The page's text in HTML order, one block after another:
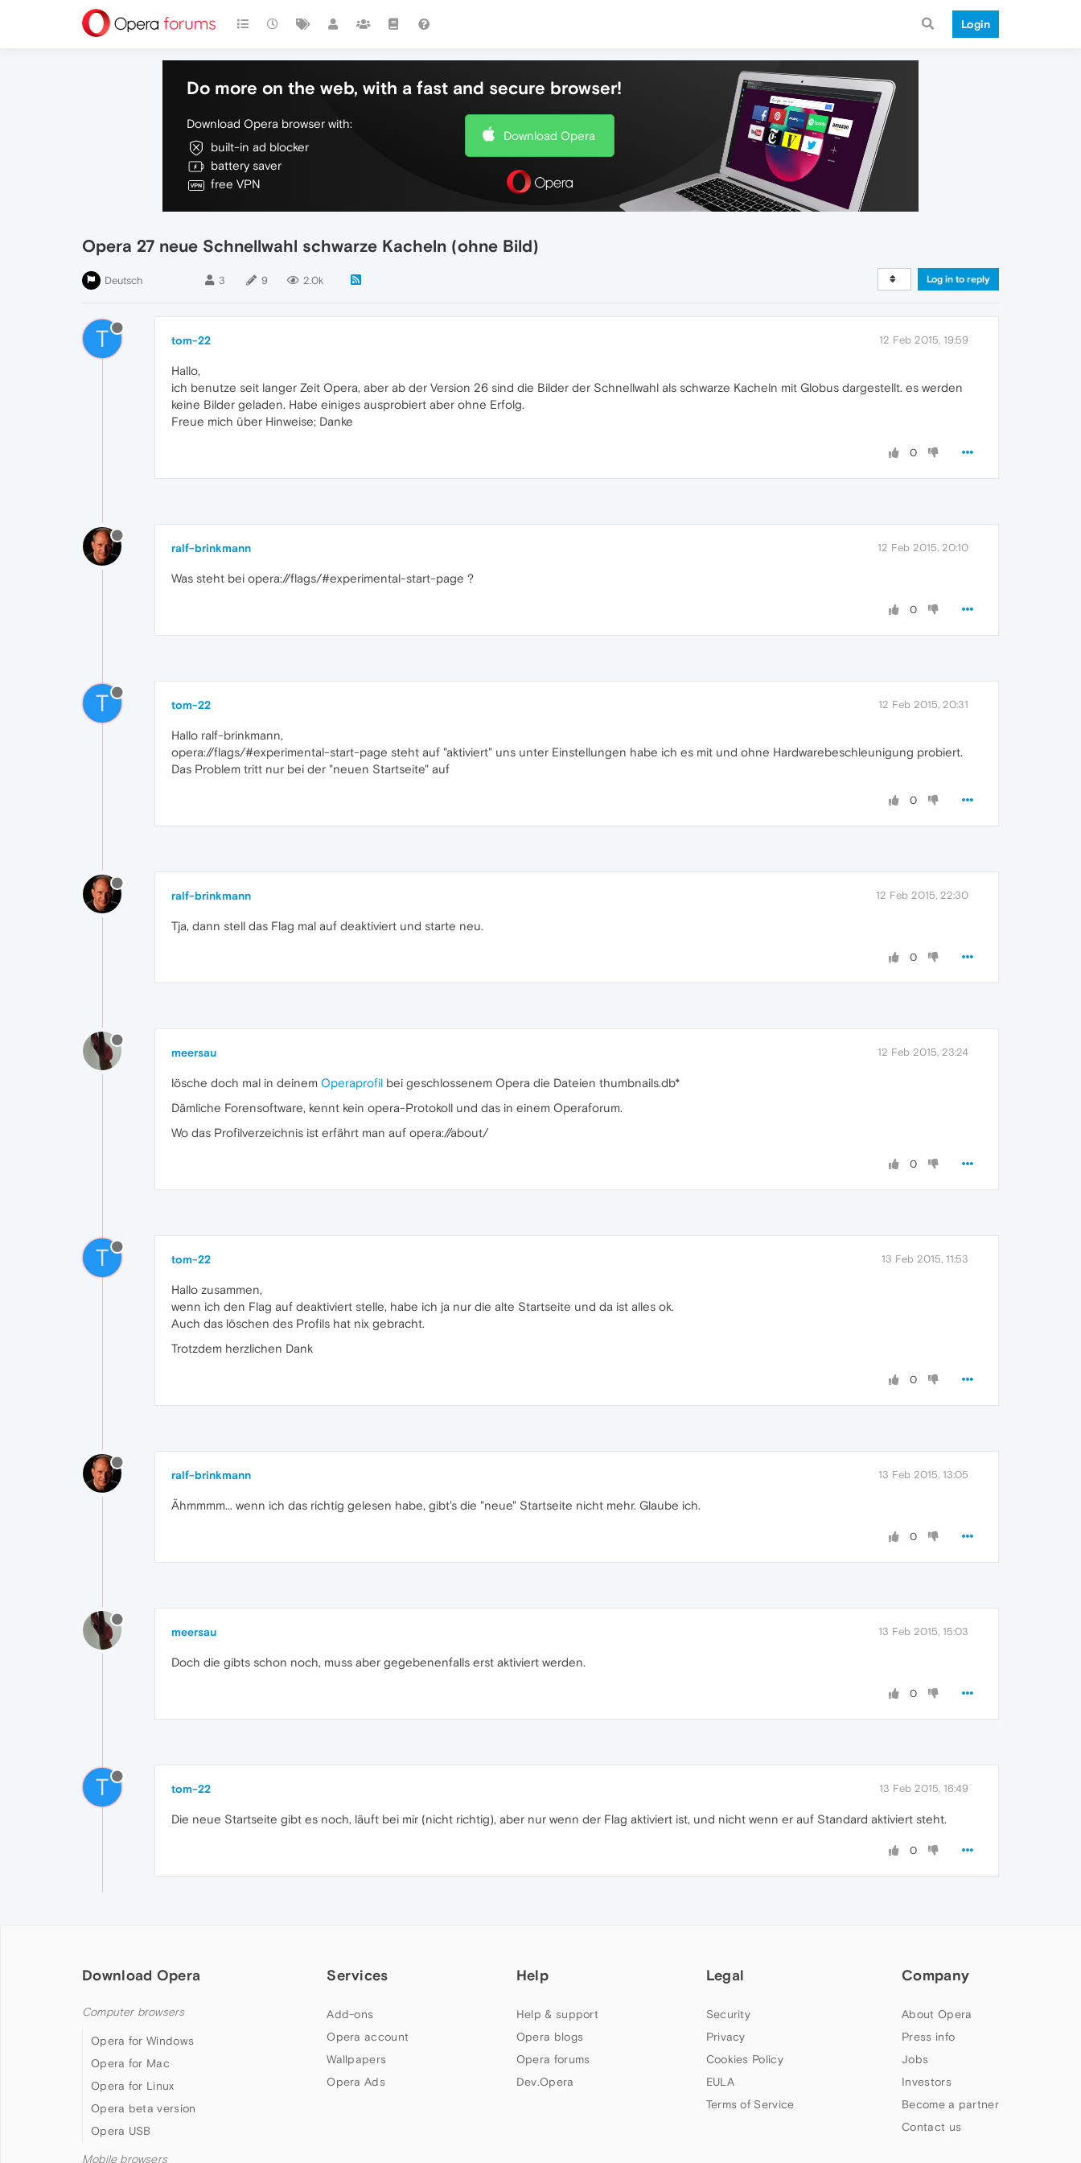
Login
Do more on the web, with a fast and secure browser!
Download Opera browser with:
built-in ad blocker
battery saver
free VPN
Download Opera
Opera 27 neue Schnellwahl schwarze Kacheln (ohne Bild)
Deutsch 3 9 2.0k Log in to reply
T tom-22 12 Feb 2015, 19:59
Hallo,
ich benutze seit langer Zeit Opera, aber ab der Version 26 sind die Bilder der Schnellwahl als schwarze Kacheln mit Globus dargestellt. es werden
keine Bilder geladen. Habe einiges ausprobiert aber ohne Erfolg.
Freue mich über Hinweise; Danke
0
ralf-brinkmann 12 Feb 2015, 20:10
Was steht bei opera://flags/#experimental-start-page ?
0
T tom-22 12 Feb 2015, 20:31
Hallo ralf-brinkmann,
opera://flags/#experimental-start-page steht auf "aktiviert" uns unter Einstellungen habe ich es mit und ohne Hardwarebeschleunigung probiert.
Das Problem tritt nur bei der "neuen Startseite" auf
0
ralf-brinkmann 12 Feb 2015, 22:30
Tja, dann stell das Flag mal auf deaktiviert und starte neu.
0
meersau 12 Feb 2015, 23:24
lösche doch mal in deinem Operaprofil bei geschlossenem Opera die Dateien thumbnails.db*
Dämliche Forensoftware, kennt kein opera-Protokoll und das in einem Operaforum.
Wo das Profilverzeichnis ist erfährt man auf opera://about/
0
T tom-22 13 Feb 2015, 11:53
Hallo zusammen,
wenn ich den Flag auf deaktiviert stelle, habe ich ja nur die alte Startseite und da ist alles ok.
Auch das löschen des Profils hat nix gebracht.
Trotzdem herzlichen Dank
0
ralf-brinkmann 13 Feb 2015, 13:05
Ähmmmm... wenn ich das richtig gelesen habe, gibt's die "neue" Startseite nicht mehr. Glaube ich.
0
meersau 13 Feb 2015, 15:03
Doch die gibts schon noch, muss aber gegebenenfalls erst aktiviert werden.
0
T tom-22 13 Feb 2015, 16:49
Die neue Startseite gibt es noch, läuft bei mir (nicht richtig), aber nur wenn der Flag aktiviert ist, und nicht wenn er auf Standard aktiviert steht.
0
Download Opera
Computer browsers
Opera for Windows
Opera for Mac
Opera for Linux
Opera beta version
Opera USB
Mobile browsers
Services
Add-ons
Opera account
Wallpapers
Opera Ads
Help
Help & support
Opera blogs
Opera forums
Dev.Opera
Legal
Security
Privacy
Cookies Policy
EULA
Terms of Service
Company
About Opera
Press info
Jobs
Investors
Become a partner
Contact us